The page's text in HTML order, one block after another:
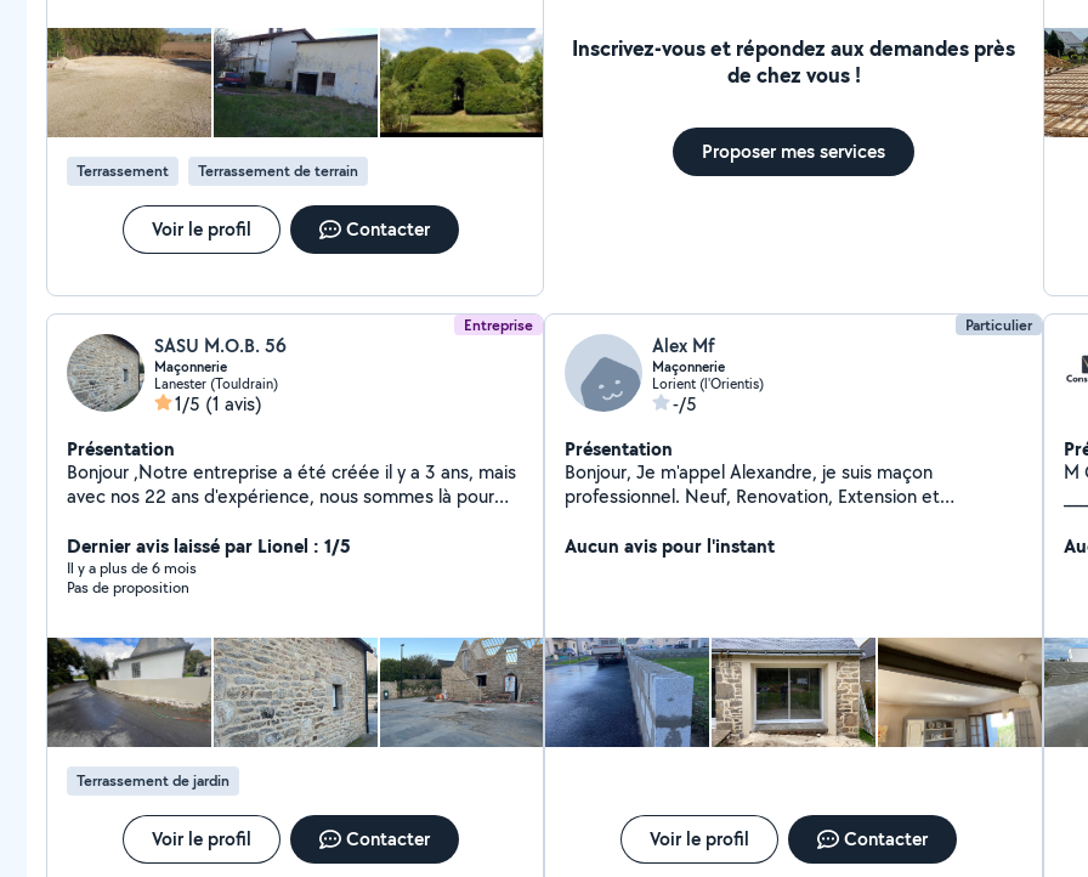
pour une piscine toujours prête à l'usage. « Des
solutions personnalisées pour répondre à tous vos
besoins » Contactez-nous pour obtenir un devis
Terrassement Terrassement de terrain
Voir le profil Contacter
Inscrivez-vous et répondez aux demandes près
de chez vous !
Proposer mes services
et
Entreprise
SASU M.O.B. 56
Maçonnerie
Lanester (Touldrain)
1/5 (1 avis)
Présentation
Bonjour ,Notre entreprise a été créée il y a 3 ans, mais
avec nos 22 ans d'expérience, nous sommes là pour
Dernier avis laissé par Lionel : 1/5
Il y a plus de 6 mois
Pas de proposition
Terrassement de jardin
Voir le profil Contacter
Particulier
Alex Mf
Maçonnerie
Lorient (l'Orientis)
-/5
Présentation
Bonjour, Je m'appel Alexandre, je suis maçon
professionnel. Neuf, Renovation, Extension et
réalisation de vos travaux. - Dalle béton - Mur de
Aucun avis pour l'instant
Voir le profil Contacter
M